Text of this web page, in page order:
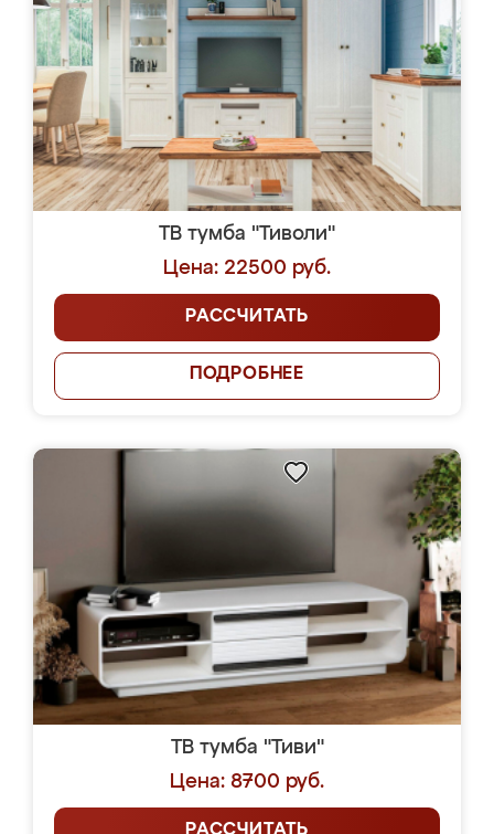
ТВ тумба "Тиволи"
Цена: 22500 руб.
РАССЧИТАТЬ
ПОДРОБНЕЕ
ТВ тумба "Тиви"
Цена: 8700 руб.